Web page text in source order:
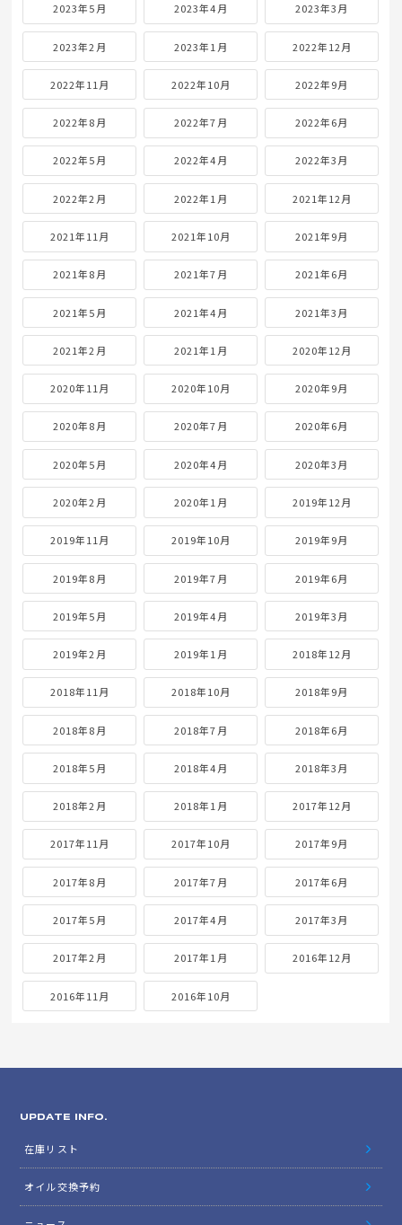
2023年5月 2023年4月 2023年3月
2023年2月 2023年1月 2022年12月
2022年11月 2022年10月 2022年9月
2022年8月 2022年7月 2022年6月
2022年5月 2022年4月 2022年3月
2022年2月 2022年1月 2021年12月
2021年11月 2021年10月 2021年9月
2021年8月 2021年7月 2021年6月
2021年5月 2021年4月 2021年3月
2021年2月 2021年1月 2020年12月
2020年11月 2020年10月 2020年9月
2020年8月 2020年7月 2020年6月
2020年5月 2020年4月 2020年3月
2020年2月 2020年1月 2019年12月
2019年11月 2019年10月 2019年9月
2019年8月 2019年7月 2019年6月
2019年5月 2019年4月 2019年3月
2019年2月 2019年1月 2018年12月
2018年11月 2018年10月 2018年9月
2018年8月 2018年7月 2018年6月
2018年5月 2018年4月 2018年3月
2018年2月 2018年1月 2017年12月
2017年11月 2017年10月 2017年9月
2017年8月 2017年7月 2017年6月
2017年5月 2017年4月 2017年3月
2017年2月 2017年1月 2016年12月
2016年11月 2016年10月
UPDATE INFO.
在庫リスト
オイル交換予約